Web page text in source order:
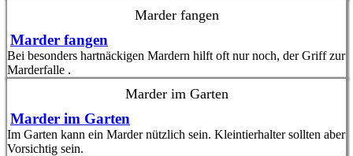
Marder fangen
Marder fangen
Bei besonders hartnäckigen Mardern hilft oft nur noch, der Griff zur
Marderfalle .
Marder im Garten
Marder im Garten
Im Garten kann ein Marder nützlich sein. Kleintierhalter sollten aber
Vorsichtig sein.